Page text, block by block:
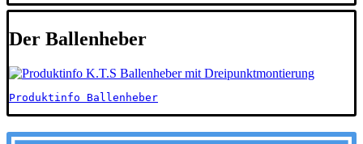
Der Ballenheber
Produktinfo Ballenheber